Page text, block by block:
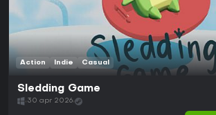
Action Indie Casual
Sledding Game
30 apr 2026